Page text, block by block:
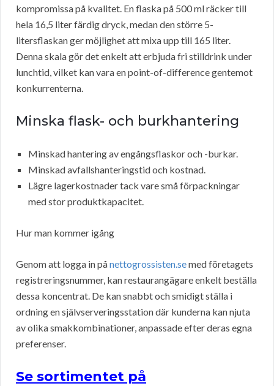
kompromissa på kvalitet. En flaska på 500 ml räcker till
hela 16,5 liter färdig dryck, medan den större 5-
litersflaskan ger möjlighet att mixa upp till 165 liter.
Denna skala gör det enkelt att erbjuda fri stilldrink under
lunchtid, vilket kan vara en point-of-difference gentemot
konkurrenterna.
Minska flask- och burkhantering
Minskad hantering av engångsflaskor och -burkar.
Minskad avfallshanteringstid och kostnad.
Lägre lagerkostnader tack vare små förpackningar
med stor produktkapacitet.
Hur man kommer igång
Genom att logga in pånettogrossisten.semed företagets
registreringsnummer, kan restaurangägare enkelt beställa
dessa koncentrat. De kan snabbt och smidigt ställa i
ordning en självserveringsstation där kunderna kan njuta
av olika smakkombinationer, anpassade efter deras egna
preferenser.
Se sortimentet på